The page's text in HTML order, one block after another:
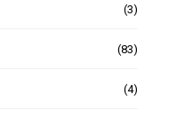
(3)
(83)
(4)